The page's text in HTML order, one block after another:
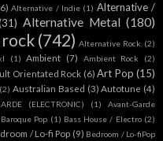
Alternative / Indie (1) Alternative /
Alternative Metal (180)
(742) Alternative Rock. (2)
(1) Ambient (7) Ambient Rock (2)
Orientated Rock (6) Art Pop (15)
(2) Australian Based (3) Autotune (4)
(ELECTRONIC) (1)
Avant-Garde
Baroque Pop (1) Bass House / Electro (2)
/ Lo-fi Pop (9) Bedroom / Lo-fiPop